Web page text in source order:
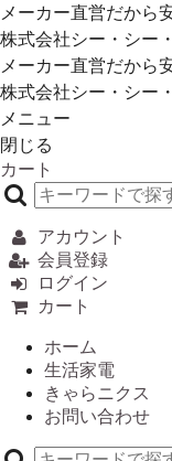
メーカー直営だから
株式会社シー・シー
メーカー直営だから
株式会社シー・シー
メニュー
閉じる
カート
アカウント
会員登録
ログイン
カート
ホーム
生活家電
きゃらニクス
お問い合わせ